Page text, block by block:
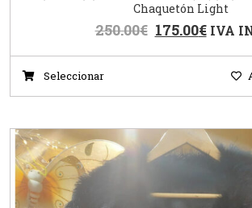
Chaquetón Light
250.00€ 175.00€ IVA
Seleccionar